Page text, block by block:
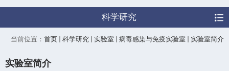
科学研究
当前位置： 首页 科学研究 实验室 病毒感染与免疫实验室 实验室简介
实验室简介